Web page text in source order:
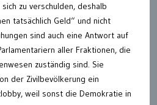
zu verschulden, deshalb
tatsächlich Geld“ und nicht
sind auch eine Antwort auf
aller Fraktionen, die
zuständig sind. Sie
der Zivilbevölkerung ein
weil sonst die Demokratie in